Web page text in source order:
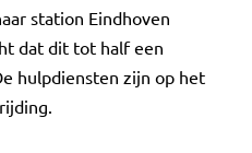
station Eindhoven
dat dit tot half een
hulpdiensten zijn op het